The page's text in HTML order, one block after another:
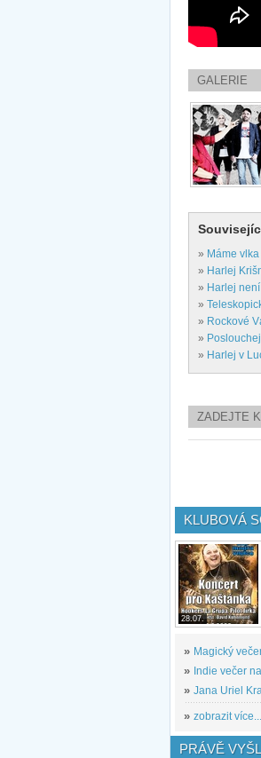
GALERIE
» Máme
» Harlej
» Harlej
»
» Rockové
»
» Harlej v
ZADEJTE
KLUBOVÁ
28.07.
» Magický
» Indie večer
» Jana Uriel
» zobrazit více...
PRÁVĚ